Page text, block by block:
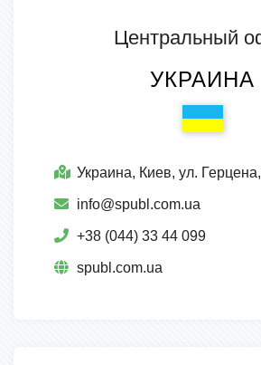
Центральный
УКРАИНА
Украина, Киев, ул.
info@spubl.com.ua
+38 (044) 33 44 099
spubl.com.ua